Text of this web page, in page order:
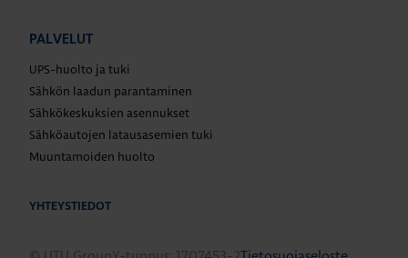
PALVELUT
UPS-huolto ja tuki
Sähkön laadun parantaminen
Sähkökeskuksien asennukset
Sähköautojen latausasemien tuki
Muuntamoiden huolto
YHTEYSTIEDOT